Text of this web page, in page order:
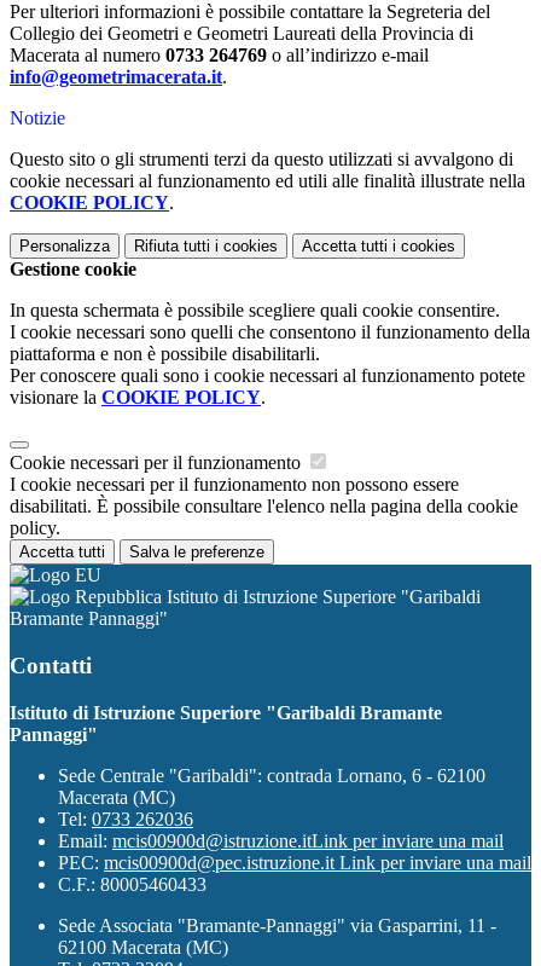
Per ulteriori informazioni è possibile contattare la Segreteria del
Collegio dei Geometri e Geometri Laureati della Provincia di
Macerata al numero 0733 264769 o all’indirizzo e-mail
info@geometrimacerata.it.
Notizie
Questo sito o gli strumenti terzi da questo utilizzati si avvalgono di
cookie necessari al funzionamento ed utili alle finalità illustrate nella
COOKIE POLICY.
Personalizza Rifiuta tutti i cookies Accetta tutti i cookies
Gestione cookie
In questa schermata è possibile scegliere quali cookie consentire.
I cookie necessari sono quelli che consentono il funzionamento della
piattaforma e non è possibile disabilitarli.
Per conoscere quali sono i cookie necessari al funzionamento potete
visionare la COOKIE POLICY.
Cookie necessari per il funzionamento
I cookie necessari per il funzionamento non possono essere
disabilitati. È possibile consultare l'elenco nella pagina della cookie
policy.
Accetta tutti Salva le preferenze
Istituto di Istruzione Superiore "Garibaldi
Bramante Pannaggi"
Contatti
Istituto di Istruzione Superiore "Garibaldi Bramante
Pannaggi"
Sede Centrale "Garibaldi": contrada Lornano, 6 - 62100
Macerata (MC)
Tel: 0733 262036
Email: mcis00900d@istruzione.itLink per inviare una mail
PEC: mcis00900d@pec.istruzione.it Link per inviare una mail
C.F.: 80005460433
Sede Associata "Bramante-Pannaggi" via Gasparrini, 11 -
62100 Macerata (MC)